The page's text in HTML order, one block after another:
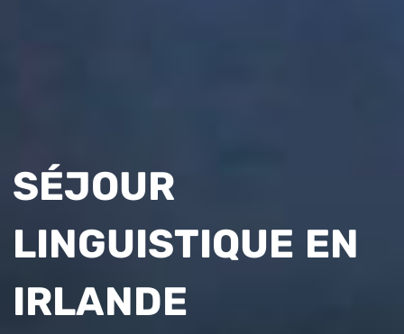
SÉJOUR
LINGUISTIQUE EN
IRLANDE